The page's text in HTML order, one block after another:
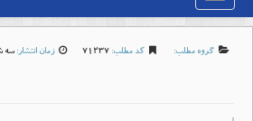
گروه مطلب: کد مطلب: 71237 زمان انتشار: سه شنبه 10 تير